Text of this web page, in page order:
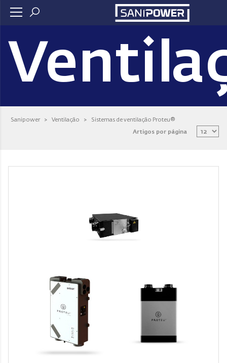
Sanipower > Ventilação > Sistemas de ventilação Proteu®
Artigos por página